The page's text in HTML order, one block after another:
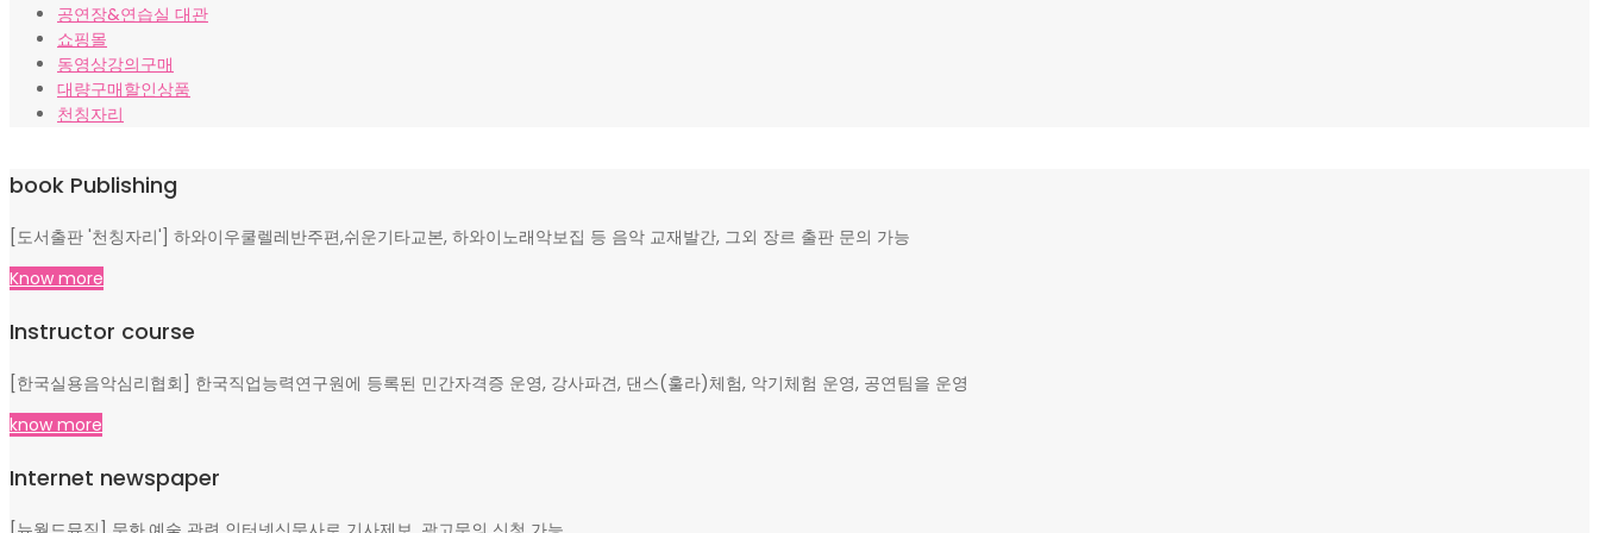
공연장&연습실 대관
쇼핑몰
동영상강의구매
대량구매할인상품
천칭자리
book Publishing
[도서출판 '천칭자리'] 하와이우쿨렐레반주편,쉬운기타교본, 하와이노래악보집 등 음악 교재발간, 그외 장르 출판 문의 가능
Know more
Instructor course
[한국실용음악심리협회] 한국직업능력연구원에 등록된 민간자격증 운영, 강사파견, 댄스(훌라)체험, 악기체험 운영, 공연팀을 운영
know more
Internet newspaper